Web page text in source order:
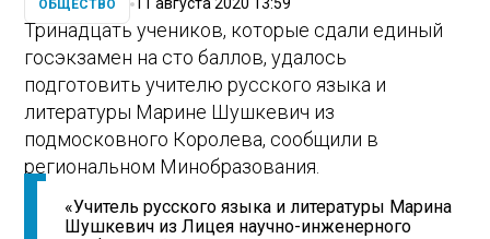
ОБЩЕСТВО
Тринадцать учеников, которые сдали единый
госэкзамен на сто баллов, удалось
подготовить учителю русского языка и
литературы Марине Шушкевич из
подмосковного Королева, сообщили в
региональном Минобразования.
«Учитель русского языка и литературы Марина
Шушкевич из Лицея научно-инженерного